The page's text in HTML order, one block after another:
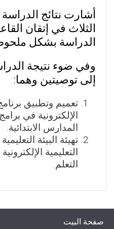
أشارت نتائج
الثلاث في إتقان
الدراسة بشكل
وفي ضوء نتيجة
إلى توصيتين وهما:
تعميم وتطبيق
الإلكترونية في
المدارس الابتدائية.
تهيئة البيئة
التعليمية
التعلم.
صفحة البيت